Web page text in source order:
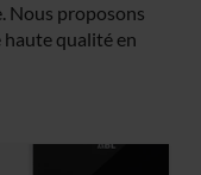
Nous proposons
haute qualité en